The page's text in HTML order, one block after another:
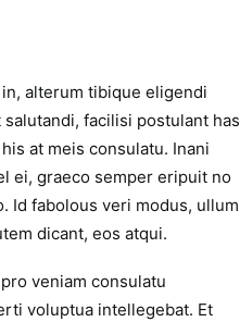
alterum tibique eligendi
facilisi postulant has
at meis consulatu. Inani
ei, graeco semper eripuit no
Id fabolous veri modus, ullum
dicant, eos atqui.
veniam consulatu
voluptua intellegebat. Et